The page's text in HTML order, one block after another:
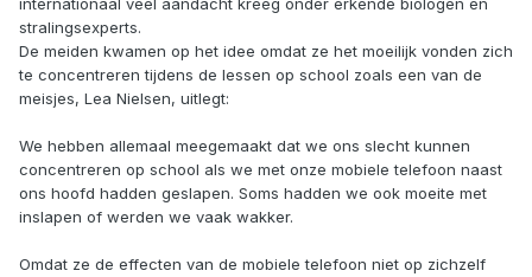
internationaal veel aandacht kreeg onder erkende biologen en
stralingsexperts.
De meiden kwamen op het idee omdat ze het moeilijk vonden zich
te concentreren tijdens de lessen op school zoals een van de
meisjes, Lea Nielsen, uitlegt:
We hebben allemaal meegemaakt dat we ons slecht kunnen
concentreren op school als we met onze mobiele telefoon naast
ons hoofd hadden geslapen. Soms hadden we ook moeite met
inslapen of werden we vaak wakker.
Omdat ze de effecten van de mobiele telefoon niet op zichzelf